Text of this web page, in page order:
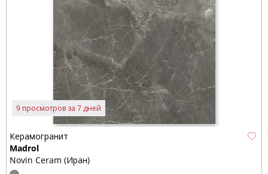
9 просмотров за 7 дней
Керамогранит
Madrol
Novin Ceram (Иран)